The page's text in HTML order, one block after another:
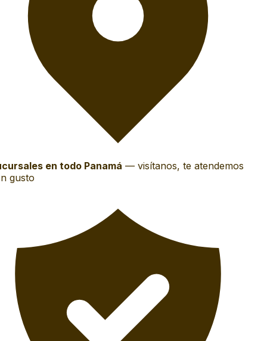
en todo Panamá—visítanos, te atendemos
gusto